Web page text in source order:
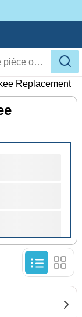
Replacement